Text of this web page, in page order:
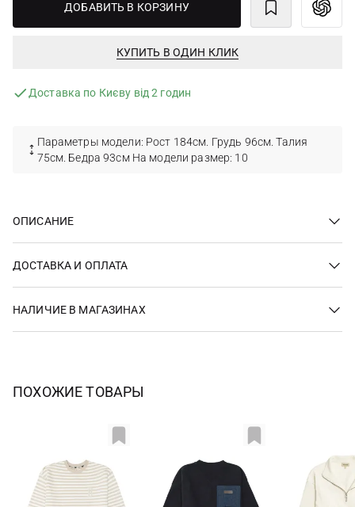
ДОБАВИТЬ В КОРЗИНУ
КУПИТЬ В ОДИН КЛИК
Доставка по Києву від 2 годин
Параметры модели: Рост 184см. Грудь 96см. Талия
75см. Бедра 93см На модели размер: 10
ОПИСАНИЕ
ДОСТАВКА И ОПЛАТА
НАЛИЧИЕ В МАГАЗИНАХ
ПОХОЖИЕ ТОВАРЫ